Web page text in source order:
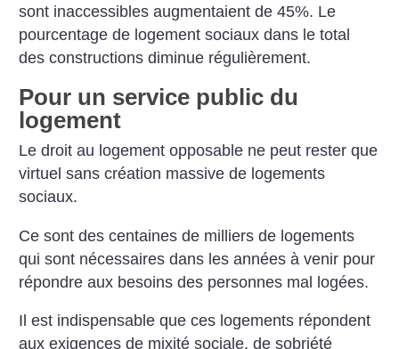
sont inaccessibles augmentaient de 45%. Le
pourcentage de logement sociaux dans le total
des constructions diminue régulièrement.
Pour un service public du
logement
Le droit au logement opposable ne peut rester que
virtuel sans création massive de logements
sociaux.
Ce sont des centaines de milliers de logements
qui sont nécessaires dans les années à venir pour
répondre aux besoins des personnes mal logées.
Il est indispensable que ces logements répondent
aux exigences de mixité sociale, de sobriété